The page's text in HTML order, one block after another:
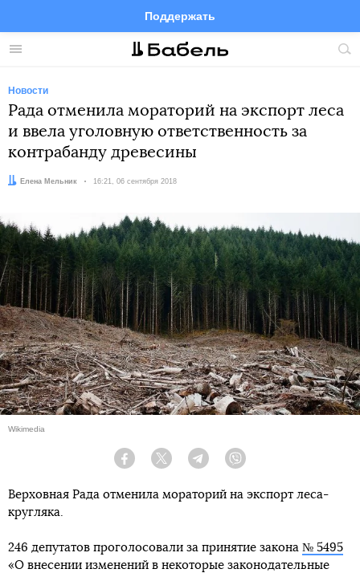
Меню
Поддержать
FacebookTelegramTwitter
Новости
Рада отменила мораторий на экспорт леса
и ввела уголовную ответственность за
контрабанду древесины
Автор:Елена Мельник Дата:
16:21, 06 сентября 2018
Wіkimedia
Facebook Twitter Telegram
Верховная Рада отменила мораторий на экспорт леса-
кругляка.
246 депутатов проголосовали за принятие закона № 5495
«О внесении изменений в некоторые законодательные